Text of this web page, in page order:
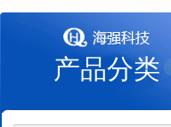
产品分类